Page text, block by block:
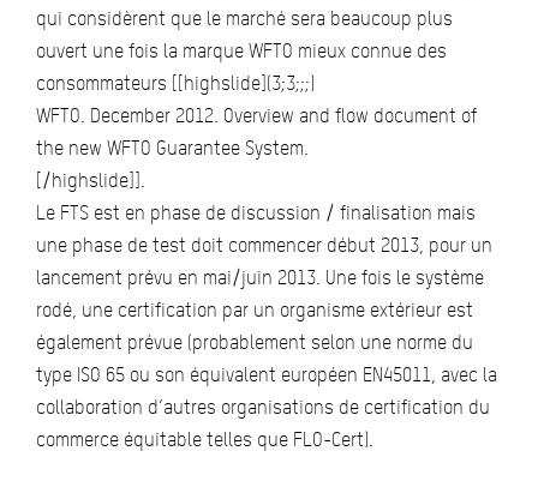
qui considèrent que le marché sera beaucoup plus
ouvert une fois la marque WFTO mieux connue des
consommateurs [[highslide](3;3;;;)
WFTO. December 2012. Overview and flow document of
the new WFTO Guarantee System.
[/highslide]].
Le FTS est en phase de discussion / finalisation mais
une phase de test doit commencer début 2013, pour un
lancement prévu en mai/juin 2013. Une fois le système
rodé, une certification par un organisme extérieur est
également prévue (probablement selon une norme du
type ISO 65 ou son équivalent européen EN45011, avec la
collaboration d’autres organisations de certification du
commerce équitable telles que FLO-Cert).